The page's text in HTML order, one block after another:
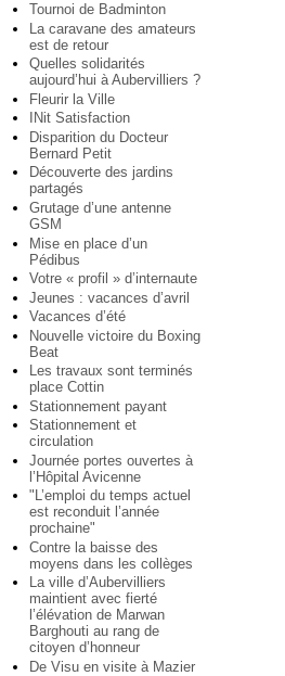
Tournoi de Badminton
La caravane des amateurs
est de retour
Quelles solidarités
aujourd’hui à Aubervilliers ?
Fleurir la Ville
INit Satisfaction
Disparition du Docteur
Bernard Petit
Découverte des jardins
partagés
Grutage d’une antenne
GSM
Mise en place d’un
Pédibus
Votre « profil » d’internaute
Jeunes : vacances d’avril
Vacances d’été
Nouvelle victoire du Boxing
Beat
Les travaux sont terminés
place Cottin
Stationnement payant
Stationnement et
circulation
Journée portes ouvertes à
l’Hôpital Avicenne
"L’emploi du temps actuel
est reconduit l’année
prochaine"
Contre la baisse des
moyens dans les collèges
La ville d’Aubervilliers
maintient avec fierté
l’élévation de Marwan
Barghouti au rang de
citoyen d’honneur
De Visu en visite à Mazier